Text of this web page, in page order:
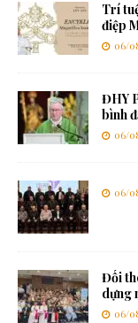
Trí
điệp
06/
ĐHY
bình
06/
06/
Đối
dựng
06/